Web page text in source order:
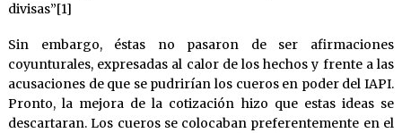
divisas”[1]
Sin embargo, éstas no pasaron de ser afirmaciones
coyunturales, expresadas al calor de los hechos y frente a las
acusaciones de que se pudrirían los cueros en poder del IAPI.
Pronto, la mejora de la cotización hizo que estas ideas se
descartaran. Los cueros se colocaban preferentemente en el